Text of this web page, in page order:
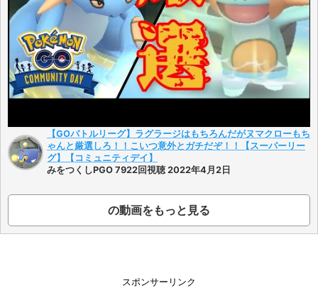
【GOバトルリーグ】ラグラージはもちろんだがヌマクローもち
ゃんと厳選しろ！！こいつ意外とガチだぞ！！【スーパーリー
グ】【コミュニティデイ】
みをつくしPGO 7922回視聴 2022年4月2日
の動画をもっと見る
スポンサーリンク